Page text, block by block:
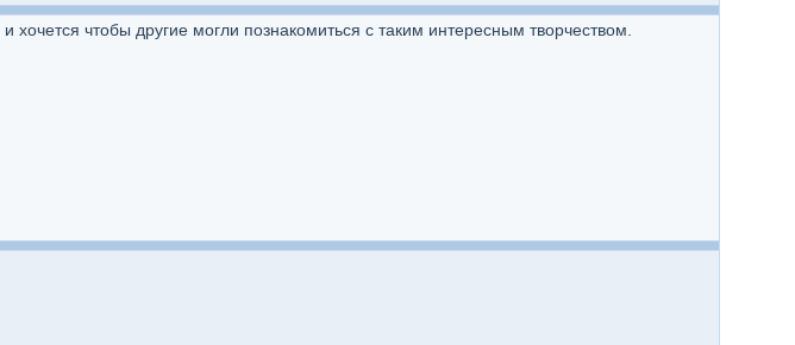
чтобы другие могли познакомиться с таким интересным творчеством.